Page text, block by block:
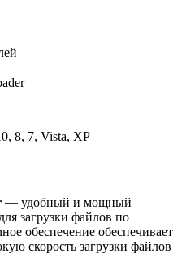
8, 7, Vista, XP
— удобный и мощный
загрузки файлов по
обеспечение обеспечивает
скорость загрузки файлов